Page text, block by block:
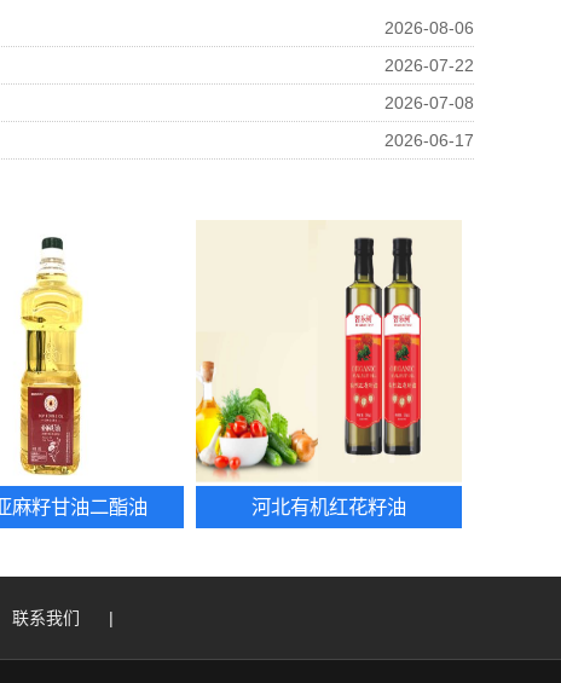
2026-08-06
2026-07-22
2026-07-08
2026-06-17
麻籽甘油二酯油 河北有机红花籽油
联系我们 |